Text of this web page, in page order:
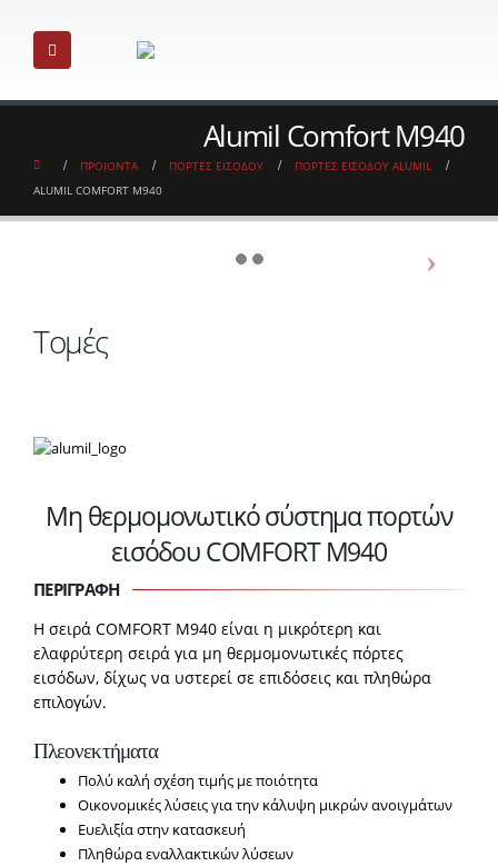
Alumil Comfort M940
ΠΡΟΙΟΝΤΑ ΠΟΡΤΕΣ ΕΙΣΟΔΟΥ
ΠΟΡΤΕΣ ΕΙΣΟΔΟΥ ALUMIL
ALUMIL COMFORT M940
Τομές
Μη θερμομονωτικό σύστημα πορτών
εισόδου COMFORT M940
ΠΕΡΙΓΡΑΦΗ
Η σειρά COMFORT M940 είναι η μικρότερη και
ελαφρύτερη σειρά για μη θερμομονωτικές πόρτες
εισόδων, δίχως να υστερεί σε επιδόσεις και πληθώρα
επιλογών.
Πλεονεκτήματα
Πολύ καλή σχέση τιμής με ποιότητα
Οικονομικές λύσεις για την κάλυψη μικρών ανοιγμάτων
Ευελιξία στην κατασκευή
Πληθώρα εναλλακτικών λύσεων